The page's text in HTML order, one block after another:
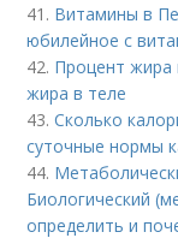
41. Витамины в
юбилейное с
42. Процент жира
жира в теле
43.Сколько
суточные нормы
44.
Биологический
определить и